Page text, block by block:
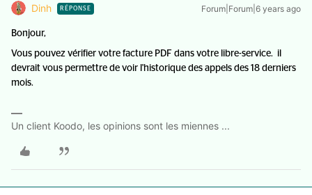
Dinh RÉPONSE Forum|Forum|6 years ago
Bonjour,
Vous pouvez vérifier votre facture PDF dans votre libre-service. il
devrait vous permettre de voir l'historique des appels des 18 derniers
mois.
Un client Koodo, les opinions sont les miennes ...